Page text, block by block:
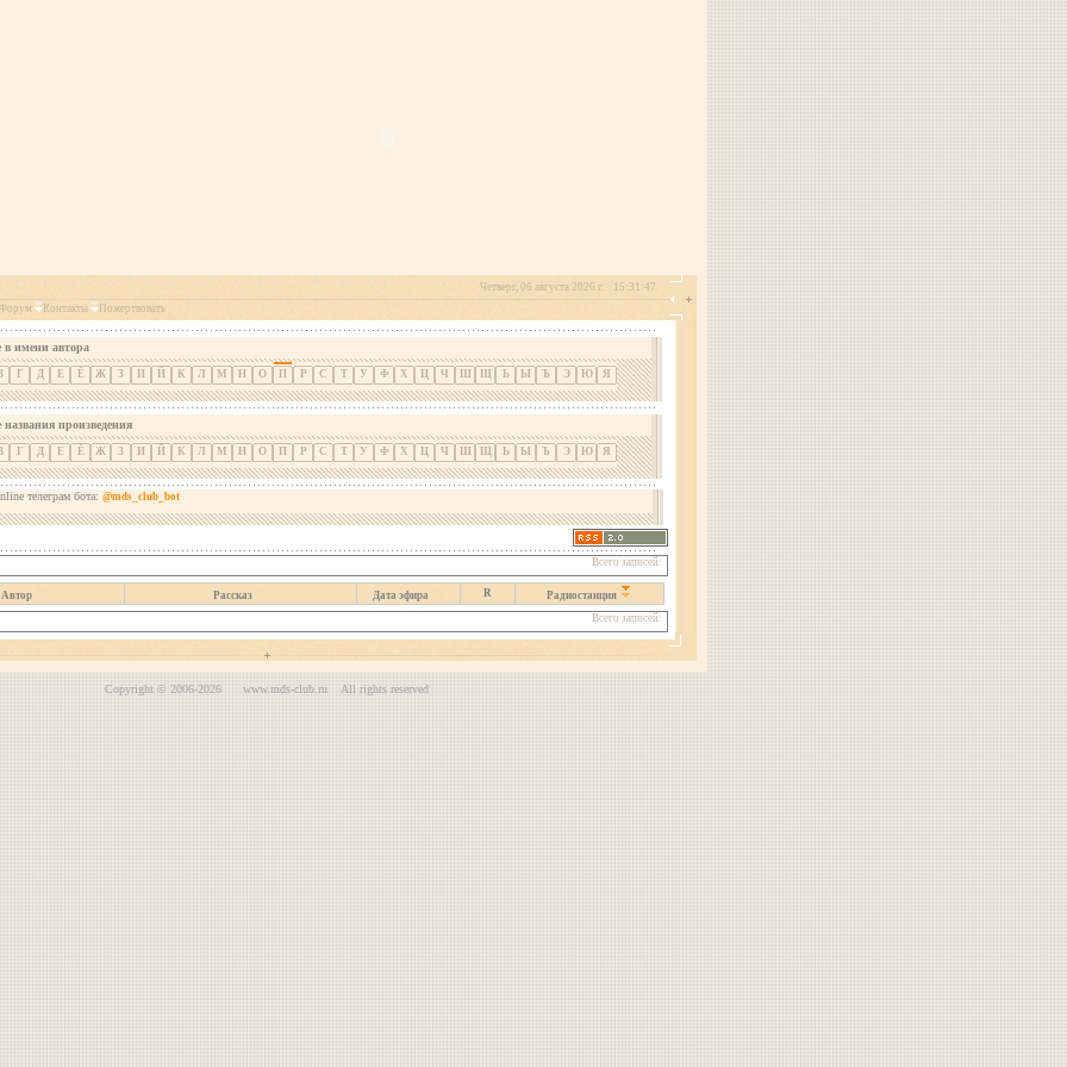
15:31:47
Четверг, 06 августа 2026 г.
Форум
Контакты Пожертвовать
в имени автора
Г Д Е Ё Ж З И Й К Л М Н О П Р С Т У Ф Х Ц Ч Ш Щ Ь Ы Ъ Э Ю Я
произведения
Г Д Е Ё Ж З И Й К Л М Н О П Р С Т У Ф Х Ц Ч Ш Щ Ь Ы Ъ Э Ю Я
телеграм бота: @mds_club_bot
Всего записей:
Автор Рассказ Дата эфира R
Радиостанция
Всего записей:
Copyright © 2006-2026 www.mds-club.ru All rights reserved